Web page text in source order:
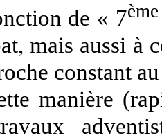
de « 7ème
mais aussi à
constant
manière